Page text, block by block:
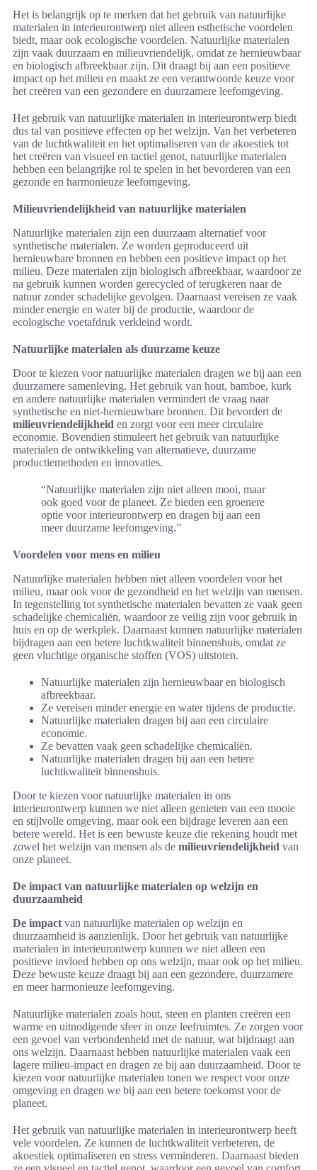
Het is belangrijk op te merken dat het gebruik van natuurlijke
materialen in interieurontwerp niet alleen esthetische voordelen
biedt, maar ook ecologische voordelen. Natuurlijke materialen
zijn vaak duurzaam en milieuvriendelijk, omdat ze hernieuwbaar
en biologisch afbreekbaar zijn. Dit draagt bij aan een positieve
impact op het milieu en maakt ze een verantwoorde keuze voor
het creëren van een gezondere en duurzamere leefomgeving.
Het gebruik van natuurlijke materialen in interieurontwerp biedt
dus tal van positieve effecten op het welzijn. Van het verbeteren
van de luchtkwaliteit en het optimaliseren van de akoestiek tot
het creëren van visueel en tactiel genot, natuurlijke materialen
hebben een belangrijke rol te spelen in het bevorderen van een
gezonde en harmonieuze leefomgeving.
Milieuvriendelijkheid van natuurlijke materialen
Natuurlijke materialen zijn een duurzaam alternatief voor
synthetische materialen. Ze worden geproduceerd uit
hernieuwbare bronnen en hebben een positieve impact op het
milieu. Deze materialen zijn biologisch afbreekbaar, waardoor ze
na gebruik kunnen worden gerecycled of terugkeren naar de
natuur zonder schadelijke gevolgen. Daarnaast vereisen ze vaak
minder energie en water bij de productie, waardoor de
ecologische voetafdruk verkleind wordt.
Natuurlijke materialen als duurzame keuze
Door te kiezen voor natuurlijke materialen dragen we bij aan een
duurzamere samenleving. Het gebruik van hout, bamboe, kurk
en andere natuurlijke materialen vermindert de vraag naar
synthetische en niet-hernieuwbare bronnen. Dit bevordert de
milieuvriendelijkheid en zorgt voor een meer circulaire
economie. Bovendien stimuleert het gebruik van natuurlijke
materialen de ontwikkeling van alternatieve, duurzame
productiemethoden en innovaties.
“Natuurlijke materialen zijn niet alleen mooi, maar
ook goed voor de planeet. Ze bieden een groenere
optie voor interieurontwerp en dragen bij aan een
meer duurzame leefomgeving.”
Voordelen voor mens en milieu
Natuurlijke materialen hebben niet alleen voordelen voor het
milieu, maar ook voor de gezondheid en het welzijn van mensen.
In tegenstelling tot synthetische materialen bevatten ze vaak geen
schadelijke chemicaliën, waardoor ze veilig zijn voor gebruik in
huis en op de werkplek. Daarnaast kunnen natuurlijke materialen
bijdragen aan een betere luchtkwaliteit binnenshuis, omdat ze
geen vluchtige organische stoffen (VOS) uitstoten.
Natuurlijke materialen zijn hernieuwbaar en biologisch
afbreekbaar.
Ze vereisen minder energie en water tijdens de productie.
Natuurlijke materialen dragen bij aan een circulaire
economie.
Ze bevatten vaak geen schadelijke chemicaliën.
Natuurlijke materialen dragen bij aan een betere
luchtkwaliteit binnenshuis.
Door te kiezen voor natuurlijke materialen in ons
interieurontwerp kunnen we niet alleen genieten van een mooie
en stijlvolle omgeving, maar ook een bijdrage leveren aan een
betere wereld. Het is een bewuste keuze die rekening houdt met
zowel het welzijn van mensen als de milieuvriendelijkheid van
onze planeet.
De impact van natuurlijke materialen op welzijn en
duurzaamheid
De impact van natuurlijke materialen op welzijn en
duurzaamheid is aanzienlijk. Door het gebruik van natuurlijke
materialen in interieurontwerp kunnen we niet alleen een
positieve invloed hebben op ons welzijn, maar ook op het milieu.
Deze bewuste keuze draagt bij aan een gezondere, duurzamere
en meer harmonieuze leefomgeving.
Natuurlijke materialen zoals hout, steen en planten creëren een
warme en uitnodigende sfeer in onze leefruimtes. Ze zorgen voor
een gevoel van verbondenheid met de natuur, wat bijdraagt aan
ons welzijn. Daarnaast hebben natuurlijke materialen vaak een
lagere milieu-impact en dragen ze bij aan duurzaamheid. Door te
kiezen voor natuurlijke materialen tonen we respect voor onze
omgeving en dragen we bij aan een betere toekomst voor de
planeet.
Het gebruik van natuurlijke materialen in interieurontwerp heeft
vele voordelen. Ze kunnen de luchtkwaliteit verbeteren, de
akoestiek optimaliseren en stress verminderen. Daarnaast bieden